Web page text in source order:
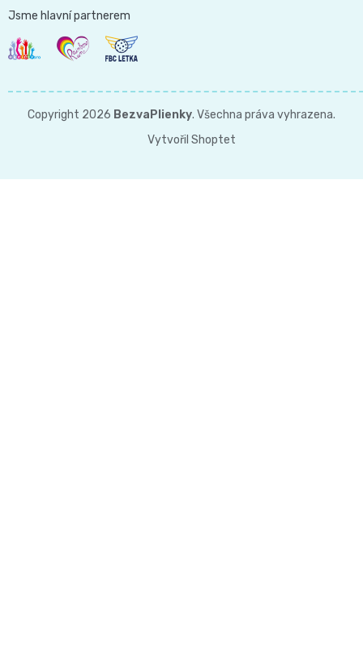
Jsme hlavní partnerem
Vytvořil Shoptet
Copyright 2026 BezvaPlienky. Všechna práva vyhrazena.